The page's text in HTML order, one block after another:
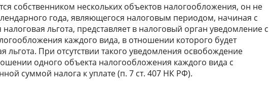
собственником нескольких объектов налогообложения, он не
года, являющегося налоговым периодом, начиная с
льгота, представляет в налоговый орган уведомление с
каждого вида, в отношении которого будет
льгота. При отсутствии такого уведомления освобождение
одного объекта налогообложения каждого вида с
суммой налога к уплате (п. 7 ст. 407 НК РФ).